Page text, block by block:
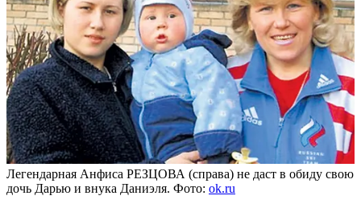
Легендарная Анфиса РЕЗЦОВА (справа) не даст в обиду свою
дочь Дарью и внука Даниэля. Фото: ok.ru